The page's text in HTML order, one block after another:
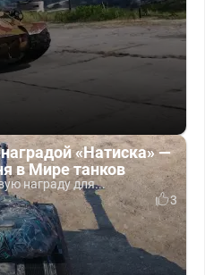
«Натиска» —
в Мире танков
награду для...
3